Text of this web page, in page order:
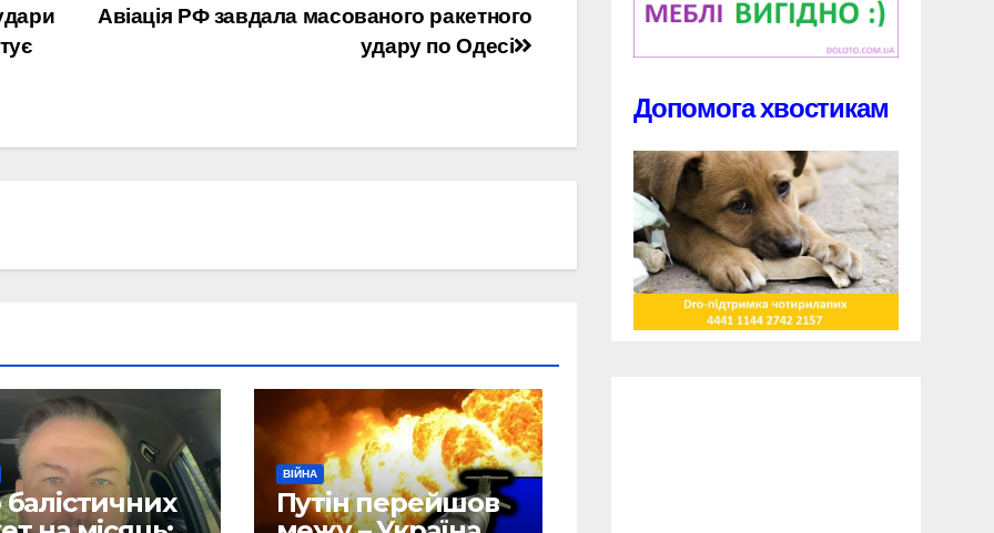
Авіація РФ завдала масованого ракетного
удару по Одесі
балістичних
ВІЙНА
Путін перейшов
Допомога хвостикам